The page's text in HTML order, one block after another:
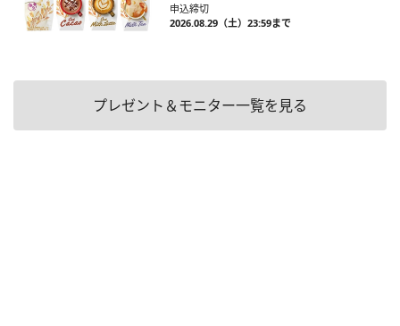
申込締切
2026.08.29（土）23:59まで
プレゼント＆モニター一覧を見る